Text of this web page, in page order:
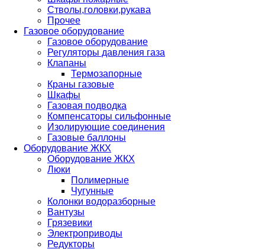
Стволы,головки,рукава
Прочее
Газовое оборудование
Газовое оборудование
Регуляторы давления газа
Клапаны
Термозапорные
Краны газовые
Шкафы
Газовая подводка
Компенсаторы сильфонные
Изолирующие соединения
Газовые баллоны
Оборудование ЖКХ
Оборудование ЖКХ
Люки
Полимерные
Чугунные
Колонки водоразборные
Вантузы
Грязевики
Электроприводы
Редукторы